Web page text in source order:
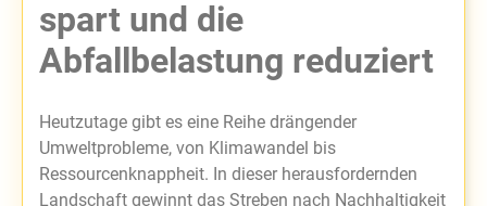
spart und die
Abfallbelastung reduziert
Heutzutage gibt es eine Reihe drängender
Umweltprobleme, von Klimawandel bis
Ressourcenknappheit. In dieser herausfordernden
Landschaft gewinnt das Streben nach Nachhaltigkeit